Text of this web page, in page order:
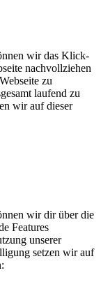
wir das Klick-
nachvollziehen
zu
laufend zu
wir auf dieser
wir dir über die
Features
unserer
setzen wir auf